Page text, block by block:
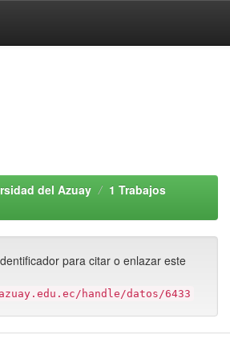
del Azuay
1 Trabajos
para citar o enlazar este
handle/datos/6433